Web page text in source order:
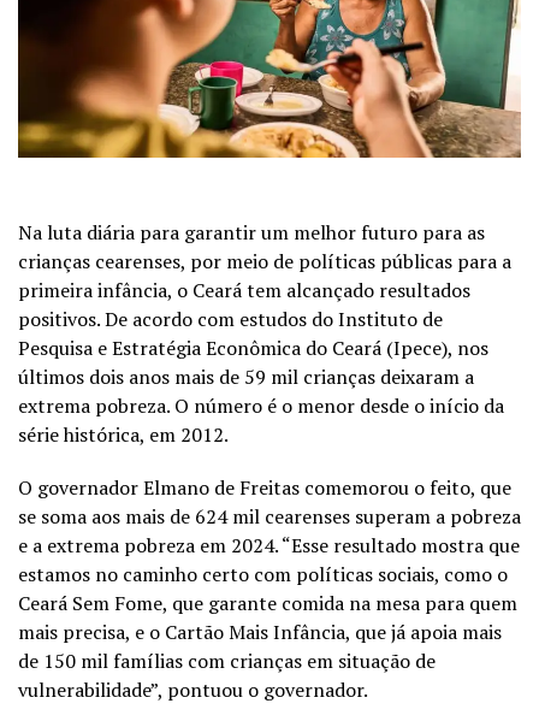
Na luta diária para garantir um melhor futuro para as
crianças cearenses, por meio de políticas públicas para a
primeira infância, o Ceará tem alcançado resultados
positivos. De acordo com estudos do Instituto de
Pesquisa e Estratégia Econômica do Ceará (Ipece), nos
últimos dois anos mais de 59 mil crianças deixaram a
extrema pobreza. O número é o menor desde o início da
série histórica, em 2012.
O governador Elmano de Freitas comemorou o feito, que
se soma aos mais de 624 mil cearenses superam a pobreza
e a extrema pobreza em 2024. “Esse resultado mostra que
estamos no caminho certo com políticas sociais, como o
Ceará Sem Fome, que garante comida na mesa para quem
mais precisa, e o Cartão Mais Infância, que já apoia mais
de 150 mil famílias com crianças em situação de
vulnerabilidade”, pontuou o governador.